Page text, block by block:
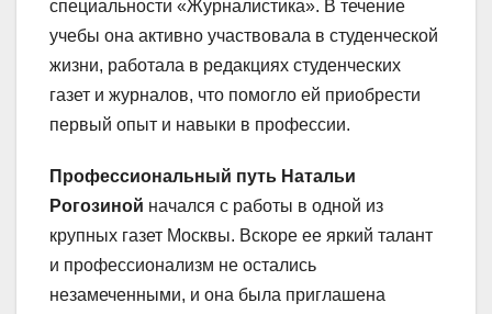
специальности «Журналистика». В течение
учебы она активно участвовала в студенческой
жизни, работала в редакциях студенческих
газет и журналов, что помогло ей приобрести
первый опыт и навыки в профессии.
Профессиональный путь Натальи
Рогозиной начался с работы в одной из
крупных газет Москвы. Вскоре ее яркий талант
и профессионализм не остались
незамеченными, и она была приглашена